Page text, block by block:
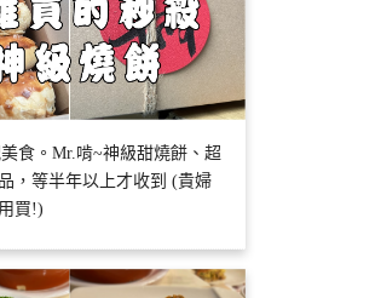
食。Mr.啃~神級甜燒餅、超
，等半年以上才收到 (貴婦
買!)